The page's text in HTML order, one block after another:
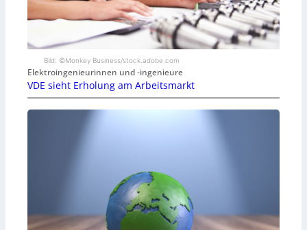
Bild: ©Monkey Business/stock.adobe.com
Elektroingenieurinnen und -ingenieure
VDE sieht Erholung am Arbeitsmarkt